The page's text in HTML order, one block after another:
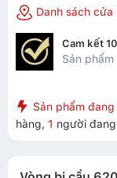
Danh sách
Cam kết
Sản
Sản phẩm
hàng, 1 người